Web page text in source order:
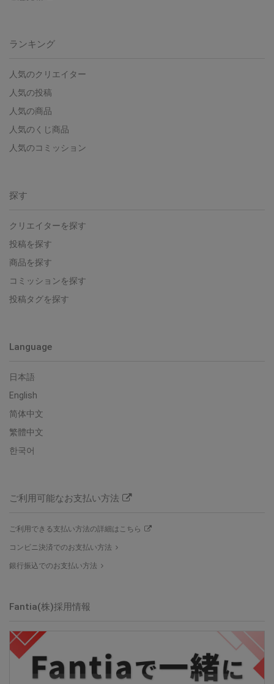
ランキング
人気のクリエイター
人気の投稿
人気の商品
人気のくじ商品
人気のコミッション
探す
クリエイターを探す
投稿を探す
商品を探す
コミッションを探す
投稿タグを探す
Language
日本語
English
简体中文
繁體中文
한국어
ご利用可能なお支払い方法
ご利用できる支払い方法の詳細はこちら
コンビニ決済でのお支払い方法
銀行振込でのお支払い方法
Fantia(株)採用情報